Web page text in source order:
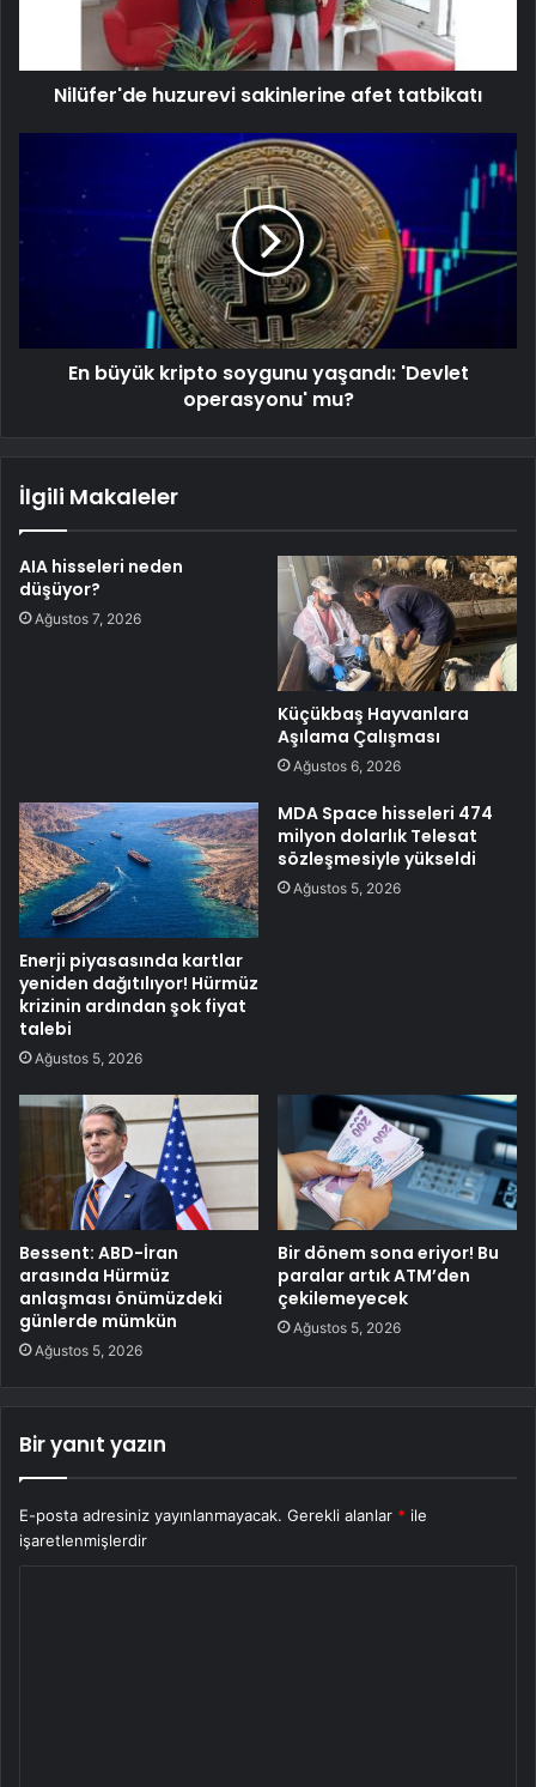
Nilüfer'de huzurevi sakinlerine afet tatbikatı
En büyük kripto soygunu yaşandı: 'Devlet
operasyonu' mu?
İlgili Makaleler
AIA hisseleri neden
düşüyor?
Ağustos 7, 2026
Küçükbaş Hayvanlara
Aşılama Çalışması
Ağustos 6, 2026
Enerji piyasasında kartlar
yeniden dağıtılıyor! Hürmüz
krizinin ardından şok fiyat
talebi
Ağustos 5, 2026
MDA Space hisseleri 474
milyon dolarlık Telesat
sözleşmesiyle yükseldi
Ağustos 5, 2026
Bessent: ABD-İran
arasında Hürmüz
anlaşması önümüzdeki
günlerde mümkün
Ağustos 5, 2026
Bir dönem sona eriyor! Bu
paralar artık ATM’den
çekilemeyecek
Ağustos 5, 2026
Bir yanıt yazın
E-posta adresiniz yayınlanmayacak. Gerekli alanlar * ile
işaretlenmişlerdir